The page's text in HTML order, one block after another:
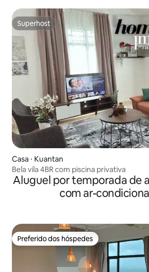
Superhost
Superhost
Casa ⋅ Kuantan
Bela vila 4BR com piscina privativa
Aluguel por temporada de
com ar-
Preferido dos hóspedes
Preferido dos hóspedes